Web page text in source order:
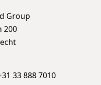
Group
200
33 888 7010